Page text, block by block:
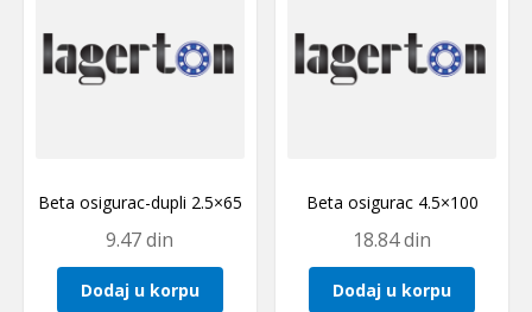
Beta osigurac-dupli 2.5×65
9.47din
Dodaj u korpu
Beta osigurac 4.5×100
18.84din
Dodaj u korpu